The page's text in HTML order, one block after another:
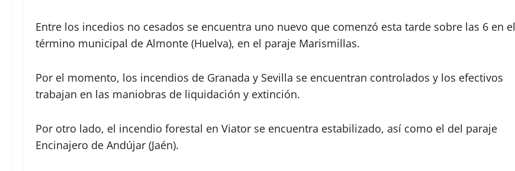
Entre los incedios no cesados se encuentra uno nuevo que comenzó esta tarde sobre las 6 en el
término municipal de Almonte (Huelva), en el paraje Marismillas.
Por el momento, los incendios de Granada y Sevilla se encuentran controlados y los efectivos
trabajan en las maniobras de liquidación y extinción.
Por otro lado, el incendio forestal en Viator se encuentra estabilizado, así como el del paraje
Encinajero de Andújar (Jaén).